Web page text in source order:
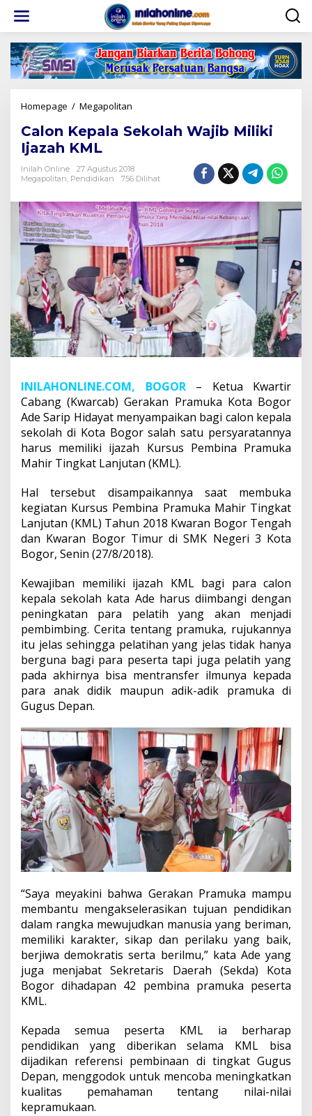
konten
Homepage / Megapolitan
Sekolah
Ijazah
KML
Calon Kepala Sekolah Wajib Miliki
Ijazah KML
Inilah Online
27 Agustus 2018
Megapolitan Pendidikan 756 Dilihat
INILAHONLINE.COM, BOGOR– Ketua Kwartir
Cabang (Kwarcab) Gerakan Pramuka Kota Bogor
Ade Sarip Hidayat menyampaikan bagi calon kepala
sekolah di Kota Bogor salah satu persyaratannya
harus memiliki ijazah Kursus Pembina Pramuka
Mahir Tingkat Lanjutan (KML).
Hal tersebut disampaikannya saat membuka
kegiatan Kursus Pembina Pramuka Mahir Tingkat
Lanjutan (KML) Tahun 2018 Kwaran Bogor Tengah
dan Kwaran Bogor Timur di SMK Negeri 3 Kota
Bogor, Senin (27/8/2018).
Kewajiban memiliki ijazah KML bagi para calon
kepala sekolah kata Ade harus diimbangi dengan
peningkatan para pelatih yang akan menjadi
pembimbing. Cerita tentang pramuka, rujukannya
itu jelas sehingga pelatihan yang jelas tidak hanya
berguna bagi para peserta tapi juga pelatih yang
pada akhirnya bisa mentransfer ilmunya kepada
para anak didik maupun adik-adik pramuka di
Gugus Depan.
“Saya meyakini bahwa Gerakan Pramuka mampu
membantu mengakselerasikan tujuan pendidikan
dalam rangka mewujudkan manusia yang beriman,
memiliki karakter, sikap dan perilaku yang baik,
berjiwa demokratis serta berilmu,” kata Ade yang
juga menjabat Sekretaris Daerah (Sekda) Kota
Bogor dihadapan 42 pembina pramuka peserta
KML.
Kepada semua peserta KML ia berharap
pendidikan yang diberikan selama KML bisa
dijadikan referensi pembinaan di tingkat Gugus
Depan, menggodok untuk mencoba meningkatkan
kualitas pemahaman tentang nilai-nilai
kepramukaan.